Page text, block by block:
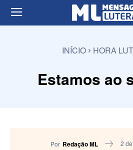
INÍCIO HORA
Estamos ao
Por Redação ML 2